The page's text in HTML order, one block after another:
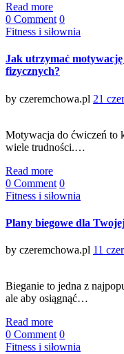
Read more
0 Comment 0
Categories
Fitness i siłownia
Jak utrzymać
fizycznych?
by czeremchowa.pl Posted
21
Motywacja do ćwiczeń to
wiele trudności.…
Read more
0 Comment 0
Categories
Fitness i siłownia
Plany biegowe dla
by czeremchowa.pl Posted
11
Bieganie to jedna z
ale aby osiągnąć…
Read more
0 Comment 0
Categories
Fitness i siłownia